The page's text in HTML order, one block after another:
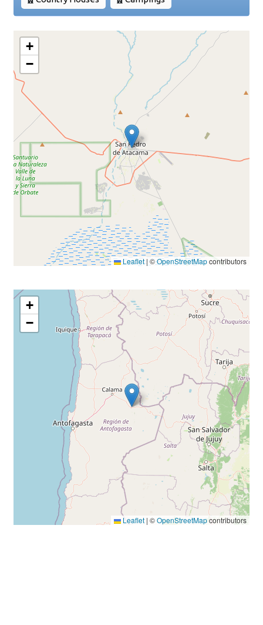
+
−
Leaflet|©OpenStreetMapcontributors
+
−
Leaflet | ©OpenStreetMapcontributors